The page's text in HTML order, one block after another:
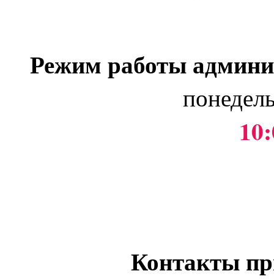
Режим работы
Контакты